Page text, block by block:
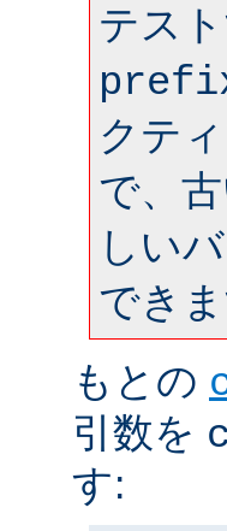
テス
クテ
で、
しい
できま
もとの
引数を
す: